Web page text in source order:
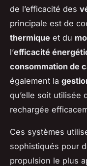
de l’efficacité des
principale est de
thermique et du
l’efficacité
consommation de
également la
qu’elle soit utilisée
rechargée
Ces systèmes
sophistiqués pour
propulsion le plus